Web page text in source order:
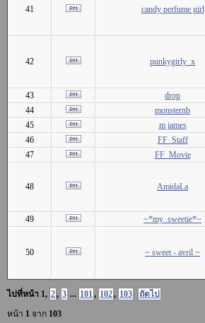
41 candy perfume girl
42 punkygirly_x
43
drop
44
monsternb
45
m james
46
FF_Staff
47
FF_Movie
48 AmidaLa
49 ~*my_sweetie*~
50 ~ sweet - avril ~
ไปที่หน้า 1, 2, 3 ... 101, 102, 103
ถัดไป
หน้า 1 จาก 103